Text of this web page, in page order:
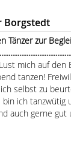
Borgstedt
Tänzer zur
mich auf den
tanzen!
selbst zu
bin ich
auch gerne gut